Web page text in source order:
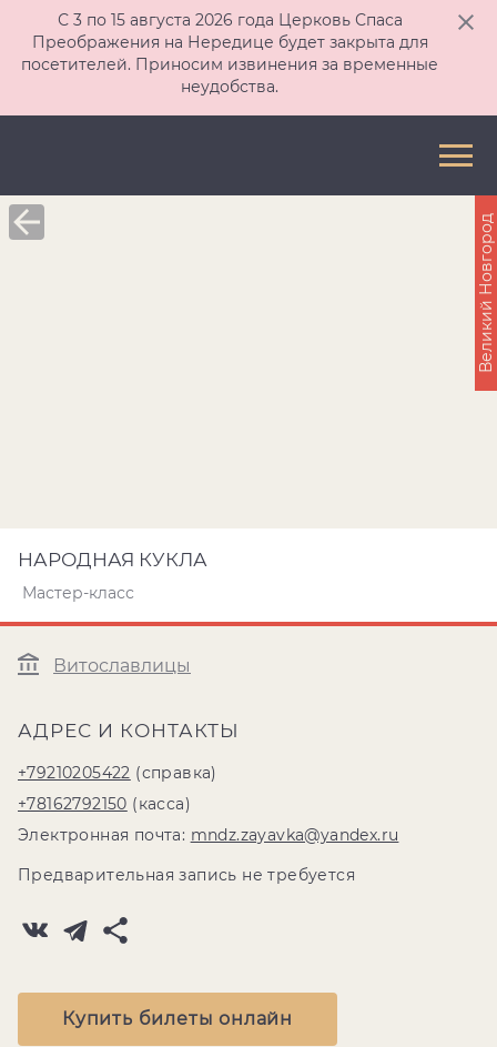
С 3 по 15 августа 2026 года Церковь Спаса
Преображения на Нередице будет закрыта для
посетителей. Приносим извинения за временные
неудобства.
НАРОДНАЯ КУКЛА
Мастер-класс
Витославлицы
АДРЕС И КОНТАКТЫ
+79210205422 (справка)
+78162792150 (касса)
Электронная почта: mndz.zayavka@yandex.ru
Предварительная запись не требуется
Купить билеты онлайн
Великий Новгород